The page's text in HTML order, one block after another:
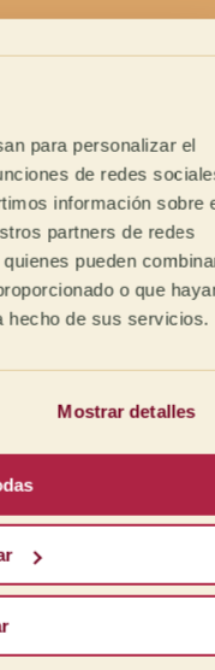
para personalizar el
de redes
información sobre
partners de redes
pueden
o que
hecho de sus servicios.
Mostrar detalles